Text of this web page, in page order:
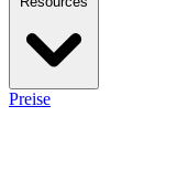
Preise